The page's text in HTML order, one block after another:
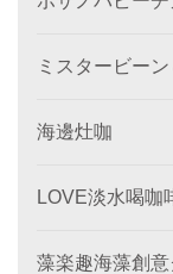
ミスタービー
海邊灶咖
LOVE淡水喝咖
藻楽趣海藻創意